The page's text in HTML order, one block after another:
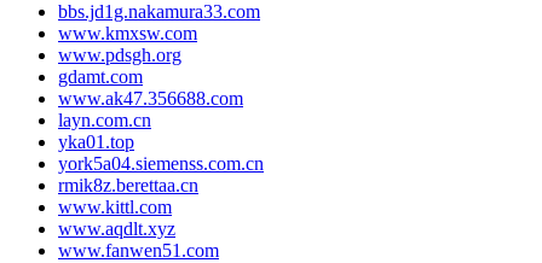
bbs.jd1g.nakamura33.com
www.kmxsw.com
www.pdsgh.org
gdamt.com
www.ak47.356688.com
layn.com.cn
yka01.top
york5a04.siemenss.com.cn
rmik8z.berettaa.cn
www.kittl.com
www.aqdlt.xyz
www.fanwen51.com